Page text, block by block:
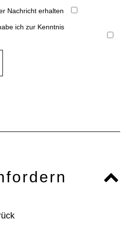
Nachricht erhalten
ich zur Kenntnis